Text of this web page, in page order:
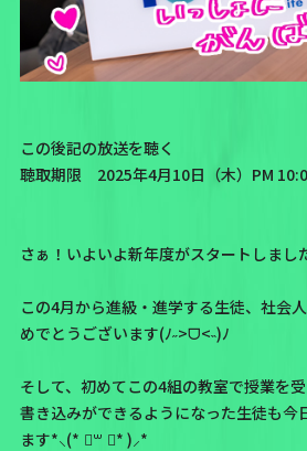
この後記の放送を聴く
聴取期限 2025年4月10日（木）PM
さぁ！いよいよ新年度がスタートしまし
この4月から進級・進学する生徒、社会
めでとうございます(ﾉ˶>ᗜ​<˵)ﾉ
そして、初めてこの4組の教室で授業を
書き込みができるようになった生徒も今
ます*⸜(* ॑꒳ ॑* )⸝*